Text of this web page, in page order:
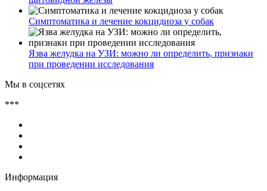
Симптоматика и лечение кокцидиоза у собак
Язва желудка на УЗИ: можно ли определить, признаки
при проведении исследования
Мы в соцсетях
***
Информация